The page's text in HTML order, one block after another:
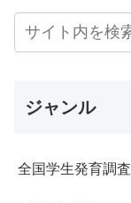
ジャンル
全国学生発育調査